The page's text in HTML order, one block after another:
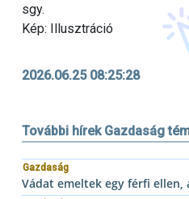
sgy.
Kép: Illusztráció
2026.06.25 08:25:28
További hírek Gazdaság
Gazdaság
Vádat emeltek egy férfi